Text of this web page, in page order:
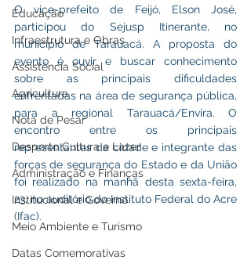
Educação
Infraestrutura e Obras
Assistência Social
Agricultura
Nota de Pesar
Desporto Cultura e Lazer
Administração e Finanças
Institucional e Governo
Meio Ambiente e Turismo
Datas Comemorativas
O vice-prefeito de Feijó, Elson José,
participou do Sejusp Itinerante, no
municipio de Tarauacá. A proposta do
evento é ouvir e buscar conhecimento
sobre as principais dificuldades
enfrentadas na área de segurança pública,
para a regional Tarauacá/Envira. O
encontro entre os principais
representantes da cidade e integrante das
forças de segurança do Estado e da União
foi realizado na manhã desta sexta-feira,
23, no auditório do Instituto Federal do Acre
(Ifac).